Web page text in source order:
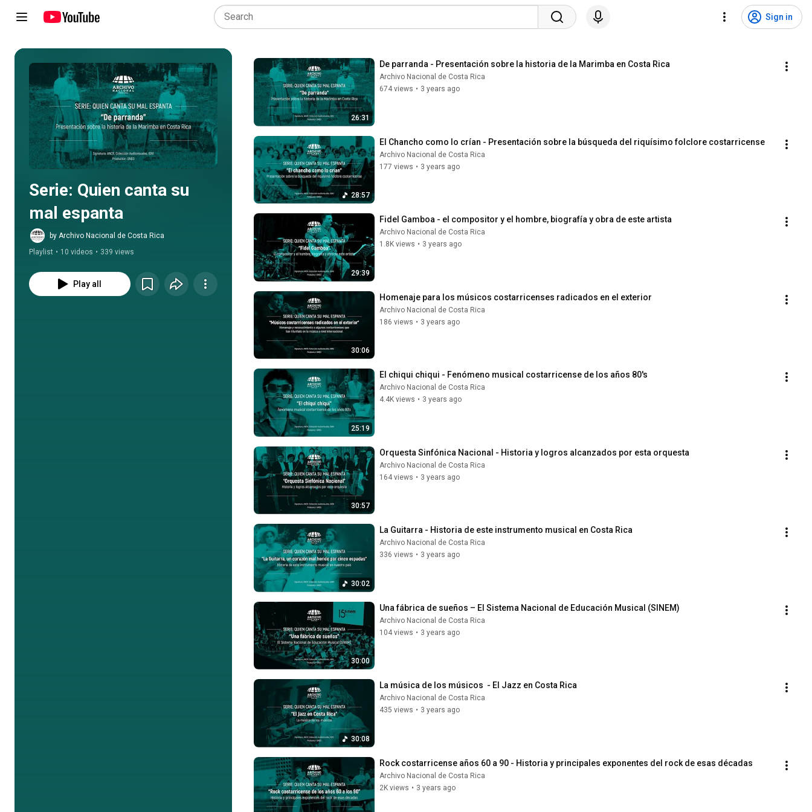
Sign in
Play all
Serie: Quien canta su
mal espanta
by Archivo Nacional de Costa Rica
Playlist • 10 videos • 339 views
Play all
26:31
De parranda - Presentación sobre la historia de la Marimba en Costa Rica
Archivo Nacional de Costa Rica
674 views • 3 years ago
28:57
El Chancho como lo crían - Presentación sobre la búsqueda del riquísimo folclore costarricense
Archivo Nacional de Costa Rica
177 views • 3 years ago
29:39
Fidel Gamboa - el compositor y el hombre, biografía y obra de este artista
Archivo Nacional de Costa Rica
1.8K views • 3 years ago
30:06
Homenaje para los músicos costarricenses radicados en el exterior
Archivo Nacional de Costa Rica
186 views • 3 years ago
25:19
El chiqui chiqui - Fenómeno musical costarricense de los años 80's
Archivo Nacional de Costa Rica
4.4K views • 3 years ago
30:57
Orquesta Sinfónica Nacional - Historia y logros alcanzados por esta orquesta
Archivo Nacional de Costa Rica
164 views • 3 years ago
30:02
La Guitarra - Historia de este instrumento musical en Costa Rica
Archivo Nacional de Costa Rica
336 views • 3 years ago
30:00
Una fábrica de sueños – El Sistema Nacional de Educación Musical (SINEM)
Archivo Nacional de Costa Rica
104 views • 3 years ago
30:08
La música de los músicos  - El Jazz en Costa Rica
Archivo Nacional de Costa Rica
435 views • 3 years ago
Rock costarricense años 60 a 90 - Historia y principales exponentes del rock de esas décadas
Archivo Nacional de Costa Rica
2K views • 3 years ago